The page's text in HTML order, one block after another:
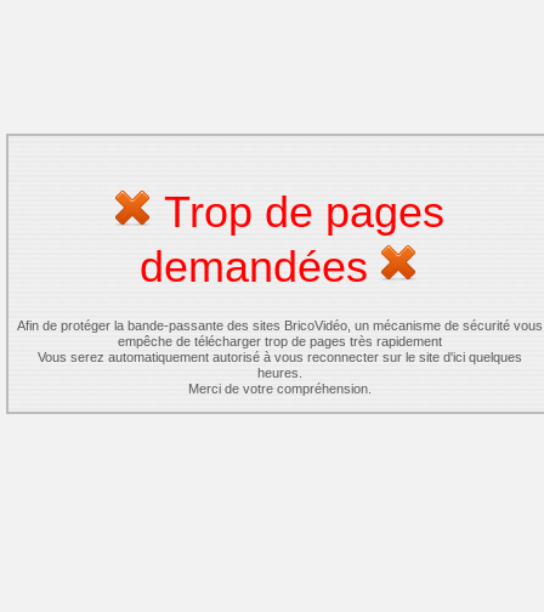
Trop de pages
demandées
Afin de protéger la bande-passante des sites BricoVidéo, un mécanisme de sécurité vous
empêche de télécharger trop de pages très rapidement
Vous serez automatiquement autorisé à vous reconnecter sur le site d'ici quelques
heures.
Merci de votre compréhension.